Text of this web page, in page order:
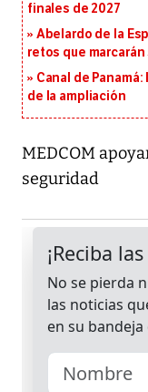
finales de 2027
Abelardo de la
retos que
Canal de
de la ampliación
MEDCOM
seguridad